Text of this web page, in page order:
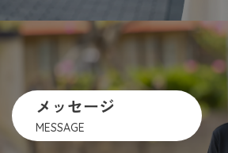
メッセージ
MESSAGE